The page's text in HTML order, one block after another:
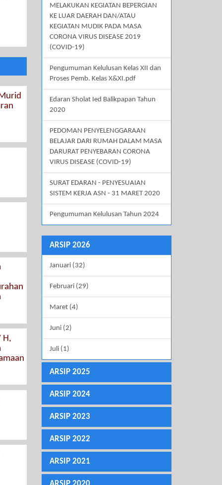
H,
MELAKUKAN KEGIATAN BEPERGIAN
KE LUAR DAERAH DAN/ATAU
KEGIATAN MUDIK PADA MASA
CORONA VIRUS DISEASE 2019
(COVID-19)
Pengumuman Kelulusan Kelas XII dan
Proses Pemb. Kelas X&XI.pdf
Edaran Sholat Ied Balikpapan Tahun
2020
PEDOMAN PENYELENGGARAAN
BELAJAR DARI RUMAH DALAM MASA
DARURAT PENYEBARAN CORONA
VIRUS DISEASE (COVID-19)
SURAT EDARAN - PENYESUAIAN
SISTEM KERJA ASN - 31 MARET 2020
Pengumuman Kelulusan Tahun 2024
ARSIP 2026
Januari (32)
Februari (29)
Maret (4)
Juni (2)
Juli (1)
ARSIP 2025
ARSIP 2024
ARSIP 2023
ARSIP 2022
ARSIP 2021